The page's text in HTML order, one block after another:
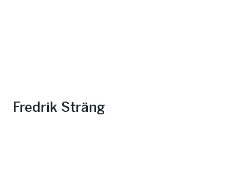
Fredrik Sträng